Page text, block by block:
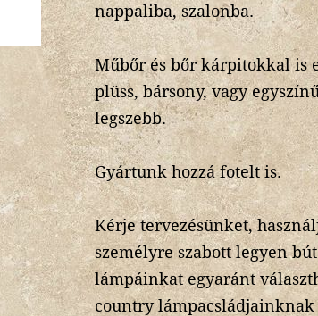
nappaliba, szalonba.
Műbőr és bőr kárpitokkal is
plüss, bársony, vagy
legszebb.
Gyártunk hozzá fotelt is.
Kérje tervezésünket,
személyre szabott legyen
lámpáinkat egyaránt
country